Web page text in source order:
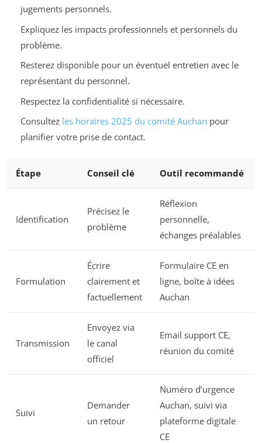
jugements personnels.
Expliquez les impacts professionnels et personnels du
problème.
Resterez disponible pour un éventuel entretien avec le
représentant du personnel.
Respectez la confidentialité si nécessaire.
Consultez les horaires 2025 du comité Auchan pour
planifier votre prise de contact.
Étape Conseil clé Outil recommandé
Identification
Précisez le
problème
Réflexion
personnelle,
échanges préalables
Formulation
Écrire
clairement et
factuellement
Formulaire CE en
ligne, boîte à idées
Auchan
Transmission
Envoyez via
le canal
officiel
Email support CE,
réunion du comité
Suivi
Demander
un retour
Numéro d’urgence
Auchan, suivi via
plateforme digitale
CE